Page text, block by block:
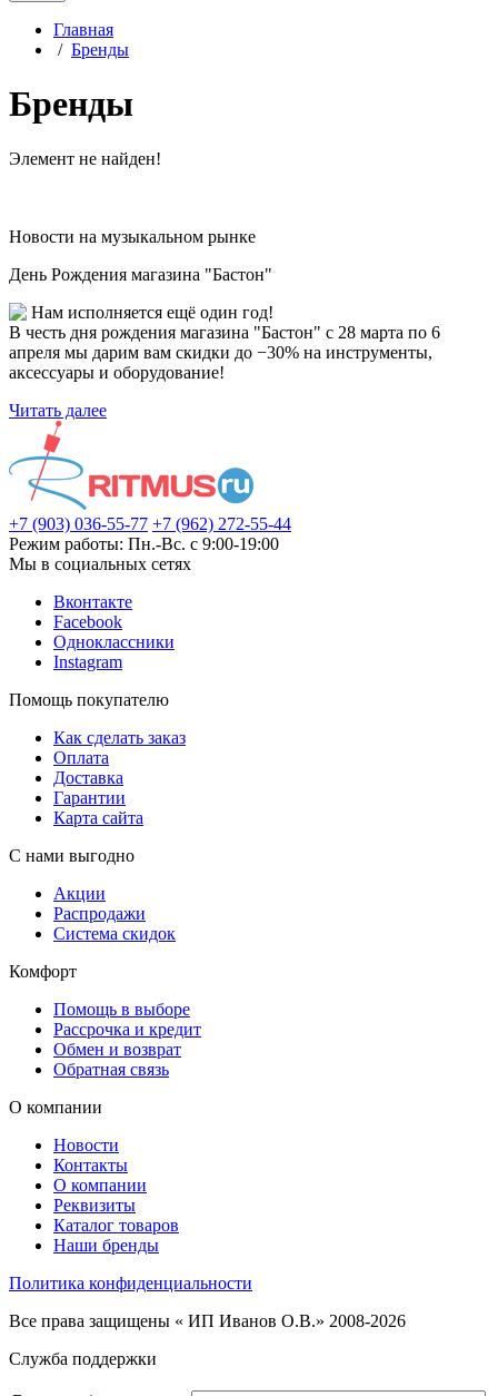
Главная
/ Бренды
Бренды
Элемент не найден!
Новости на музыкальном рынке
День Рождения магазина "Бастон"
Нам исполняется ещё один год!
В честь дня рождения магазина "Бастон" с 28 марта по 6
апреля мы дарим вам скидки до −30% на инструменты,
аксессуары и оборудование!
Читать далее
+7 (903) 036-55-77 +7 (962) 272-55-44
Режим работы: Пн.-Вс. с 9:00-19:00
Мы в социальных сетях
Вконтакте
Facebook
Одноклассники
Instagram
Помощь покупателю
Как сделать заказ
Оплата
Доставка
Гарантии
Карта сайта
С нами выгодно
Акции
Распродажи
Система скидок
Комфорт
Помощь в выборе
Рассрочка и кредит
Обмен и возврат
Обратная связь
О компании
Новости
Контакты
О компании
Реквизиты
Каталог товаров
Наши бренды
Политика конфиденциальности
Все права защищены « ИП Иванов О.В.» 2008-2026
Служба поддержки